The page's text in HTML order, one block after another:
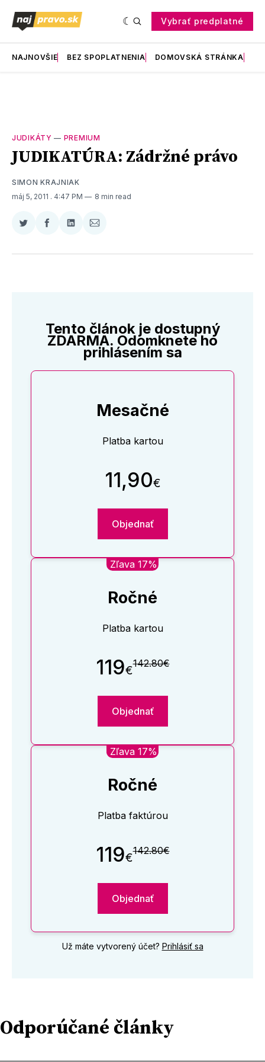
Vybrať predplatné
NAJNOVŠIE BEZ SPOPLATNENIA DOMOVSKÁ STRÁNKA
JUDIKÁTY — PREMIUM
JUDIKATÚRA: Zádržné právo
SIMON KRAJNIAK
máj 5, 2011 . 4:47 PM 8 min read
Zdieľať
Twitter
Zdieľať
Facebooku
Zdieľať
LinkedIne
Zdieľať
E-
Tento článok je dostupný
ZDARMA. Odomknete ho
prihlásením sa
Mesačné
Platba kartou
11,90€
Objednať
Zľava 17%
Ročné
Platba kartou
119€142.80€
Objednať
Zľava 17%
Ročné
Platba faktúrou
119€142.80€
Objednať
Už máte vytvorený účet? Prihlásiť sa
Odporúčané články